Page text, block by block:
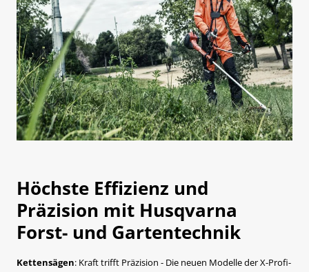
Höchste Effizienz und
Präzision mit Husqvarna
Forst- und Gartentechnik
Kettensägen: Kraft trifft Präzision - Die neuen Modelle der X-Profi-